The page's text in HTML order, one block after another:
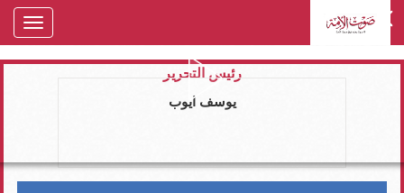
رئيس التحرير
يوسف ايوب